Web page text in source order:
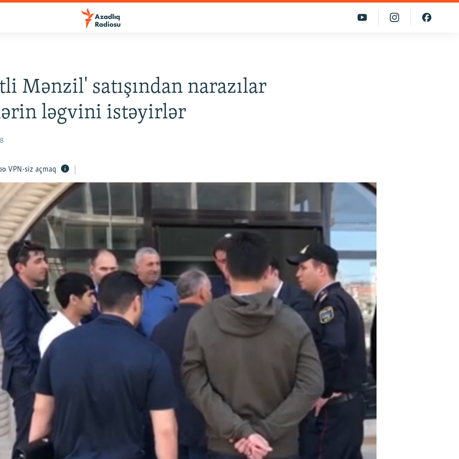
Mənzil' satışından narazılar
ləgvini istəyirlər
VPN-siz açmaq